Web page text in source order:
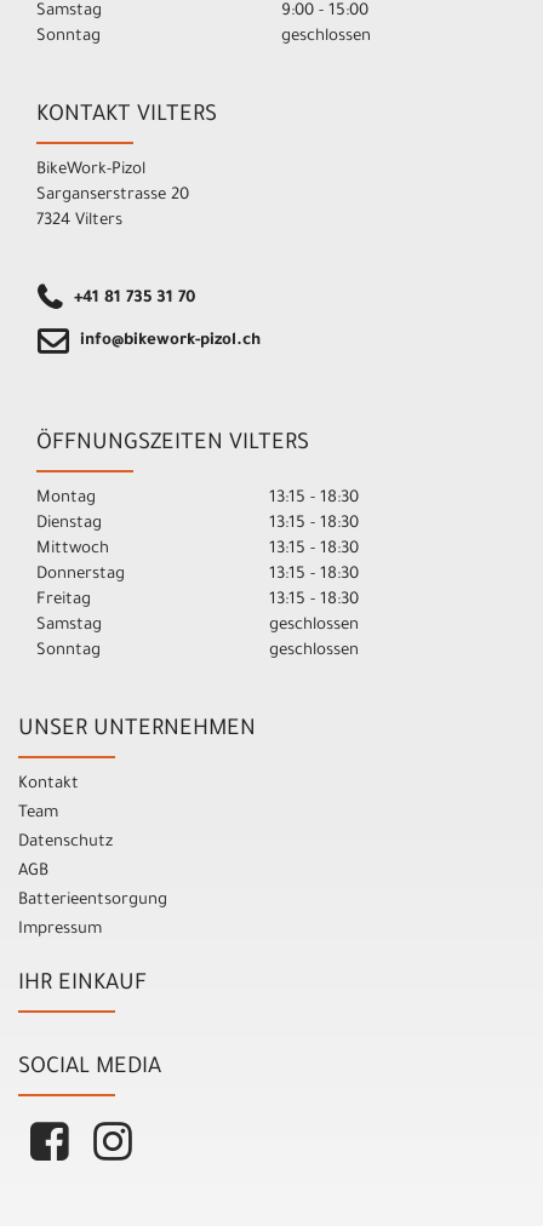
Samstag
9:00 - 15:00
Sonntag
geschlossen
KONTAKT VILTERS
BikeWork-Pizol
Sarganserstrasse 20
7324 Vilters
+41 81 735 31 70
info@bikework-pizol.ch
ÖFFNUNGSZEITEN VILTERS
Montag
13:15 - 18:30
Dienstag
13:15 - 18:30
Mittwoch
13:15 - 18:30
Donnerstag
13:15 - 18:30
Freitag
13:15 - 18:30
Samstag
geschlossen
Sonntag
geschlossen
UNSER UNTERNEHMEN
Kontakt
Team
Datenschutz
AGB
Batterieentsorgung
Impressum
IHR EINKAUF
SOCIAL MEDIA